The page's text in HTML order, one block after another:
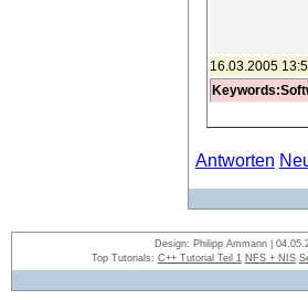
16.03.2005
Antworten
Design: Philipp Ammann |
Top Tutorials: C++ Tutorial Teil 1 NFS + NIS